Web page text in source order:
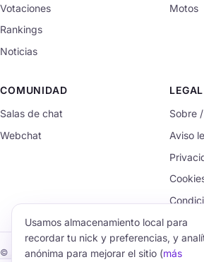
Votaciones
Rankings
Noticias
Motos
COMUNIDAD
Salas de chat
Webchat
LEGAL
Sobre
Aviso
© 2026 TrivialChat.org · Hecho con cariño para
Usamos almacenamiento local para
recordar tu nick y preferencias, y
anónima para mejorar el sitio (más